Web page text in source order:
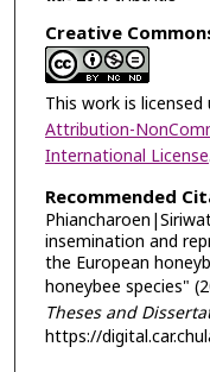
Creative
This work is licensed
Attribution-
International License.
Recommended
insemination and
the European
honeybee species"
Theses and
https://